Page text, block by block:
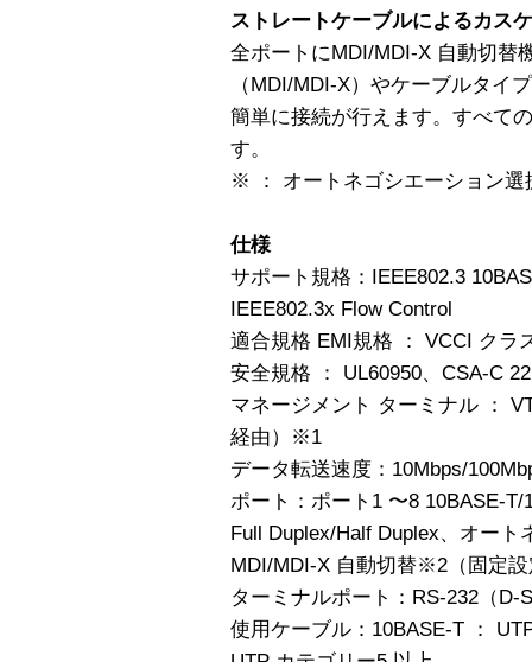
ストレートケーブルによるカス
全ポートにMDI/MDI-X 自動切
（MDI/MDI-X）やケーブルタイ
簡単に接続が行えます。すべて
す。
※ ： オートネゴシエーション選
仕様
サポート規格：IEEE802.3
IEEE802.3x Flow Control
適合規格 EMI規格 ： VCCI クラ
安全規格 ： UL60950、CSA-C
マネージメント ターミナル ：
経由）※1
データ転送速度：10Mbps/
ポート：ポート1 〜8 10BASE-
Full Duplex/Half Duplex、オート
MDI/MDI-X 自動切替※2（固定
ターミナルポート：RS-232（D-
使用ケーブル：10BASE-T ：